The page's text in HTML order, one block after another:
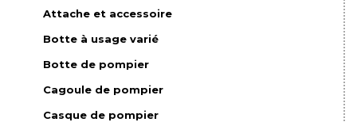
Attache et accessoire
Botte à usage varié
Botte de pompier
Cagoule de pompier
Casque de pompier